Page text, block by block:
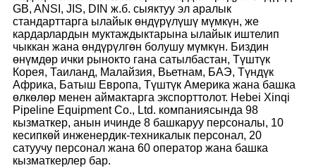
GB, ANSI, JIS, DIN ж.б. сыяктуу эл аралык
стандарттарга ылайык өндүрүлүшү мүмкүн, же
кардарлардын муктаждыктарына ылайык иштелип
чыккан жана өндүрүлгөн болушу мүмкүн. Биздин
өнүмдөр ички рынокто гана сатылбастан, Түштүк
Корея, Таиланд, Малайзия, Вьетнам, БАЭ, Түндүк
Африка, Батыш Европа, Түштүк Америка жана башка
өлкөлөр менен аймактарга экспорттолот. Hebei Xinqi
Pipeline Equipment Co., Ltd. компаниясында 98
кызматкер, анын ичинде 8 башкаруу персоналы, 10
кесипкөй инженердик-техникалык персонал, 20
сатуучу персонал жана 60 оператор жана башка
кызматкерлер бар.